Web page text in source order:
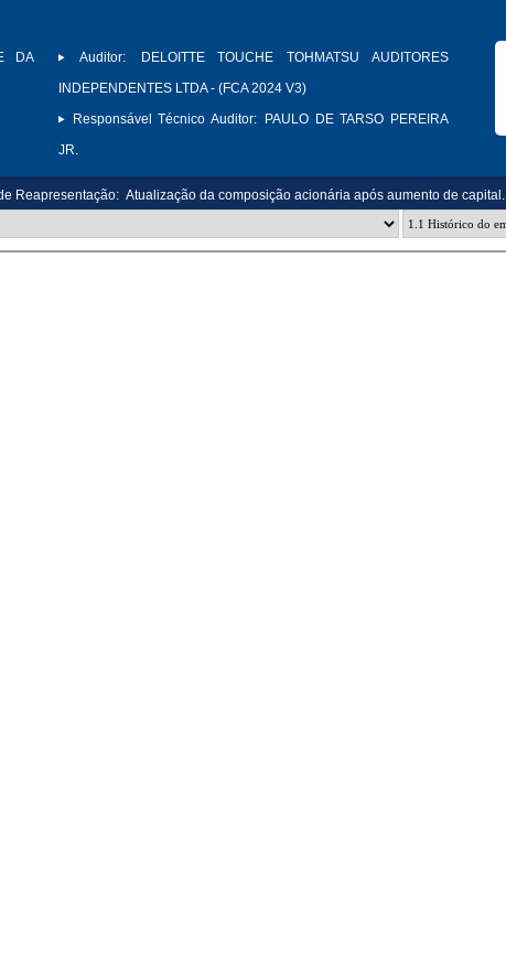
DA
Auditor:
DELOITTE TOUCHE TOHMATSU AUDITORES
INDEPENDENTES LTDA - (FCA 2024 V3)
Responsável Técnico Auditor:
PAULO DE TARSO PEREIRA
JR.
Reapresentação: Atualização da composição acionária após aumento de capital.